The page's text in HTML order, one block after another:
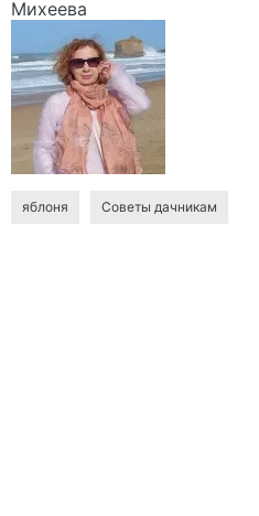
Михеева
яблоня Советы дачникам